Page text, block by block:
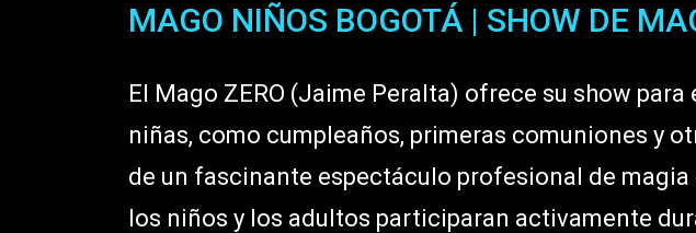
MAGO NIÑOS BOGOTÁ | SHOW DE
El Mago ZERO (Jaime Peralta) ofrece su show
niñas, como cumpleaños, primeras comuniones y
de un fascinante espectáculo profesional de
los niños y los adultos participaran activamente